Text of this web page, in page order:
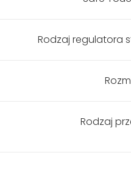
Rodzaj regulatora
Rodzaj